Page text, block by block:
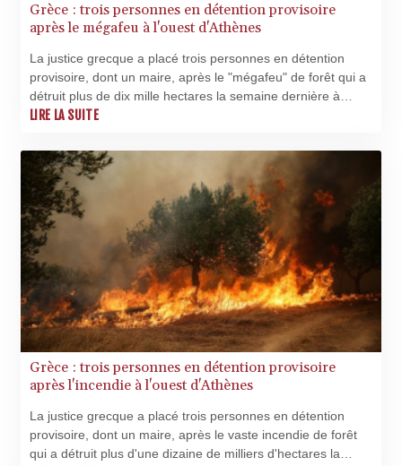
1577.963717
NPR 175.501819
NZD 1.966719
PEN 3.903651
PHP 70.183258
PKR 320.014324
PLN 4.299905
PYG
6853.914834
QAR 4.213648
RON 5.244583
RSD 117.338542
RUB 94.338828
RWF
SBD 9.325039
Grèce : trois personnes en détention provisoire
après le mégafeu à l'ouest d'Athènes
La justice grecque a placé trois personnes en détention
provisoire, dont un maire, après le "mégafeu" de forêt qui a
détruit plus de dix mille hectares la semaine dernière à
l'ouest d'Athènes, déclenché dans un parc éolien dont le
LIRE LA SUITE
Grèce : trois personnes en détention provisoire
après l'incendie à l'ouest d'Athènes
La justice grecque a placé trois personnes en détention
provisoire, dont un maire, après le vaste incendie de forêt
qui a détruit plus d'une dizaine de milliers d'hectares la